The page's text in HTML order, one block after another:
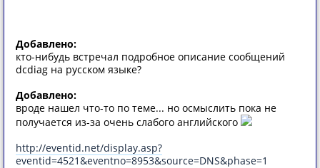
Добавлено:
кто-нибудь встречал подробное описание сообщений
dcdiag на русском языке?
Добавлено:
вроде нашел что-то по теме... но осмыслить пока не
получается из-за очень слабого английского
http://eventid.net/display.asp?
eventid=4521&eventno=8953&source=DNS&phase=1